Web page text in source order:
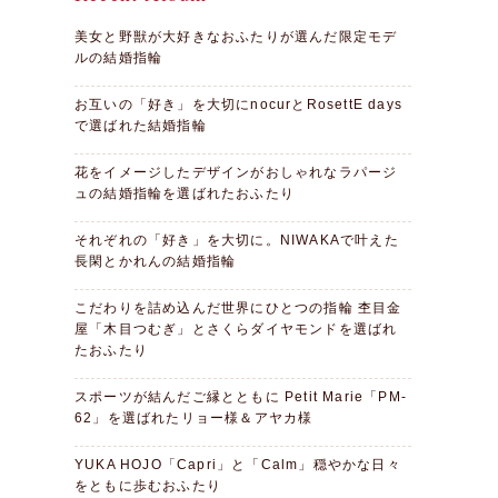
美女と野獣が大好きなおふたりが選んだ限定モデ
ルの結婚指輪
お互いの「好き」を大切にnocurとRosettE days
で選ばれた結婚指輪
花をイメージしたデザインがおしゃれなラパージ
ュの結婚指輪を選ばれたおふたり
それぞれの「好き」を大切に。NIWAKAで叶えた
長閑とかれんの結婚指輪
こだわりを詰め込んだ世界にひとつの指輪 杢目金
屋「木目つむぎ」とさくらダイヤモンドを選ばれ
たおふたり
スポーツが結んだご縁とともに Petit Marie「PM-
62」を選ばれたリョー様＆アヤカ様
YUKA HOJO「Capri」と「Calm」穏やかな日々
をともに歩むおふたり